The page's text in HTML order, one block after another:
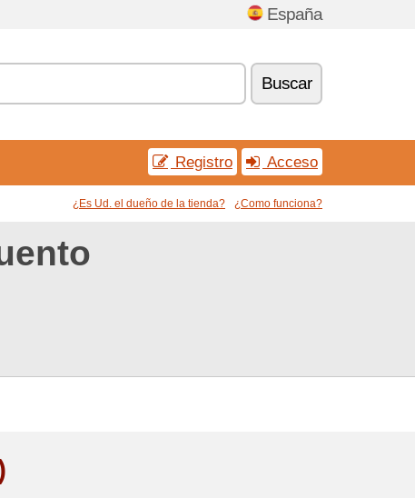
España
Buscar
Registro Acceso
¿Es Ud. el dueño de la tienda? ¿Como funciona?